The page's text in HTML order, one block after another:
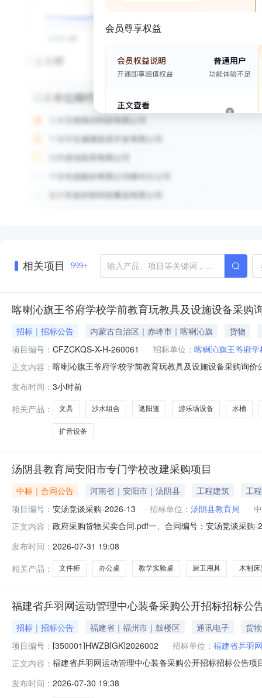
会员尊享权益
相关项目 999+
喀喇沁旗王爷府学校学前教育玩教具及设施设备采购
招标｜招标公告 内蒙古自治区｜赤峰市｜喀喇沁旗
货物
项目编号： CFZCKQS-X-H-260061 招标单位： 喀喇沁旗王爷府学
正文内容： 喀喇沁旗王爷府学校学前教育玩教具及设施设备采购询
式：询价预算金额：1,527,351.96元采购需求：合同包
发布时间： 3小时前
相关产品：
文具 沙水组合 遮阳篷 游乐场设备 水槽
扩音设备
汤阴县教育局安阳市专门学校改建采购项目
中标｜合同公告 河南省｜安阳市｜汤阴县 工程建筑
工程
项目编号： 安汤竞谈采购-2026-13 招标单位： 汤阴县教育局
正文内容： 政府采购货物买卖合同.pdf一、合同编号：安汤竞谈采
南高航实业有限公司企业规模：微型地址：河南省郑州
发布时间： 2026-07-31 19:08
相关产品：
文件柜 办公桌 教学实验桌 厨卫用具 木制床
福建省乒羽网运动管理中心装备采购公开招标招标公
招标｜招标公告 福建省｜福州市｜鼓楼区 通讯电子
货物
项目编号： [350001]HWZB[GK]2026002 招标单位： 福建省乒羽
正文内容： 福建省乒羽网运动管理中心装备采购公开招标招标公告
在福建省政府采购网上公开信息系统按项目获取采购文
发布时间： 2026-07-30 19:38